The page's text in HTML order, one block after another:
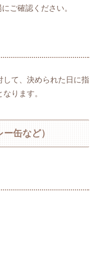
ご確認ください。
て、決められた日に指
ります。
缶など）